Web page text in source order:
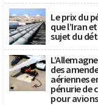
Le prix du
que l’Iran
sujet du
des
aériennes
pénurie de
pour avions